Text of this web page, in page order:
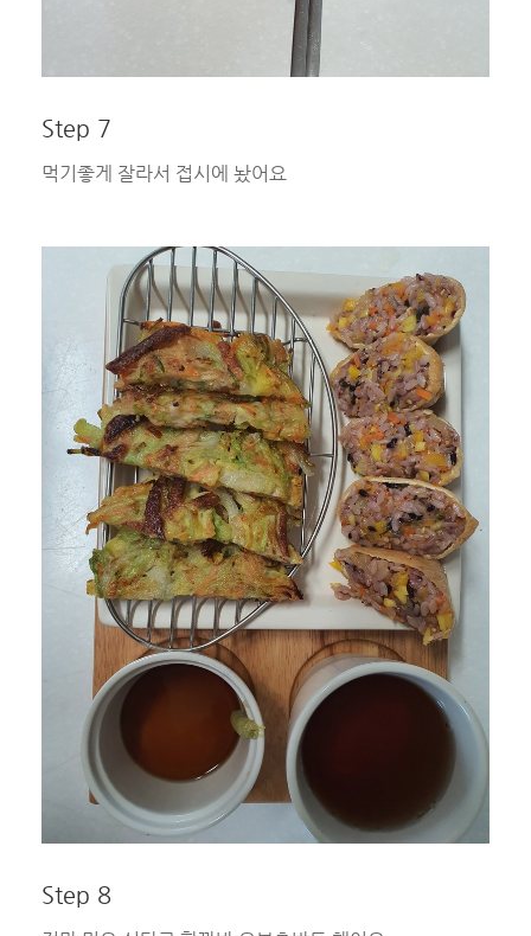
Step 7
먹기좋게 잘라서 접시에 놨어요
Step 8